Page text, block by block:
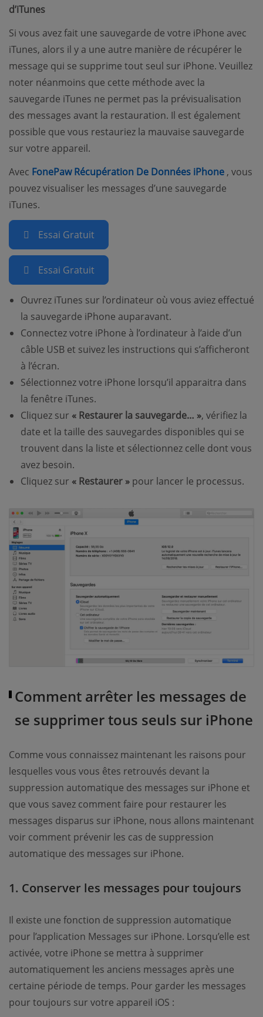
d’iTunes
Si vous avez fait une sauvegarde de votre iPhone avec
iTunes, alors il y a une autre manière de récupérer le
message qui se supprime tout seul sur iPhone. Veuillez
noter néanmoins que cette méthode avec la
sauvegarde iTunes ne permet pas la prévisualisation
des messages avant la restauration. Il est également
possible que vous restauriez la mauvaise sauvegarde
sur votre appareil.
Avec FonePaw Récupération De Données iPhone (opens
, vous
pouvez visualiser les messages d’une sauvegarde
iTunes.
Essai Gratuit
Essai Gratuit
Ouvrez iTunes sur l’ordinateur où vous aviez effectué
la sauvegarde iPhone auparavant.
Connectez votre iPhone à l’ordinateur à l’aide d’un
câble USB et suivez les instructions qui s’afficheront
à l’écran.
Sélectionnez votre iPhone lorsqu’il apparaitra dans
la fenêtre iTunes.
Cliquez sur « Restaurer la sauvegarde… », vérifiez la
date et la taille des sauvegardes disponibles qui se
trouvent dans la liste et sélectionnez celle dont vous
avez besoin.
Cliquez sur « Restaurer » pour lancer le processus.
Comment arrêter les messages de
se supprimer tous seuls sur iPhone
Comme vous connaissez maintenant les raisons pour
lesquelles vous vous êtes retrouvés devant la
suppression automatique des messages sur iPhone et
que vous savez comment faire pour restaurer les
messages disparus sur iPhone, nous allons maintenant
voir comment prévenir les cas de suppression
automatique des messages sur iPhone.
1. Conserver les messages pour toujours
Il existe une fonction de suppression automatique
pour l’application Messages sur iPhone. Lorsqu’elle est
activée, votre iPhone se mettra à supprimer
automatiquement les anciens messages après une
certaine période de temps. Pour garder les messages
pour toujours sur votre appareil iOS :